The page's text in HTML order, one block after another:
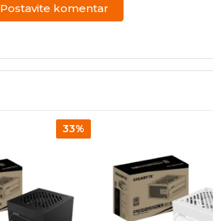
Postavite komentar
33%